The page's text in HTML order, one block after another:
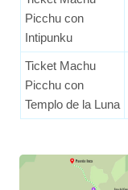
Picchu con
Intipunku
Ticket Machu
Picchu con
Templo de la Luna